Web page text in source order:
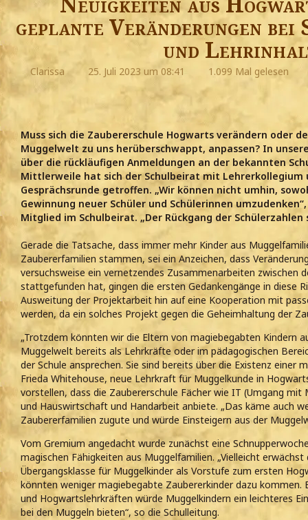
geplante Veränderungen
und
Clarissa 25. Juli 2023 um 08:41 1.099 Mal gelesen
Muss sich die Zaubererschule Hogwarts verändern oder
Muggelwelt zu uns herüberschwappt, anpassen? In
über die rückläufigen Anmeldungen an der bekannten
Mittlerweile hat sich der Schulbeirat mit Lehrerkollegium
Gesprächsrunde getroffen. „Wir können nicht umhin,
Gewinnung neuer Schüler und Schülerinnen
Mitglied im Schulbeirat. „Der Rückgang der Schülerzahlen
Gerade die Tatsache, dass immer mehr Kinder aus
Zaubererfamilien stammen, sei ein Anzeichen, dass
versuchsweise ein vernetzendes Zusammenarbeiten zwischen
stattgefunden hat, gingen die ersten Gedankengänge in diese
Ausweitung der Projektarbeit hin auf eine Kooperation mit
werden, da ein solches Projekt gegen die Geheimhaltung der
„Trotzdem könnten wir die Eltern von magiebegabten Kindern
Muggelwelt bereits als Lehrkräfte oder im pädagogischen
der Schule ansprechen. Sie sind bereits über die Existenz einer
Frieda Whitehouse, neue Lehrkraft für Muggelkunde in
vorstellen, dass die Zaubererschule Fächer wie IT (Umgang
und Hauswirtschaft und Handarbeit anbiete. „Das käme auch
Zaubererfamilien zugute und würde Einsteigern aus der
Vom Gremium angedacht wurde zunächst eine
magischen Fähigkeiten aus Muggelfamilien. „Vielleicht
Übergangsklasse für Muggelkinder als Vorstufe zum ersten
könnten weniger magiebegabte Zaubererkinder dazu kommen.
und Hogwartslehrkräften würde Muggelkindern ein leichteres
bei den Muggeln bieten“, so die Schulleitung.